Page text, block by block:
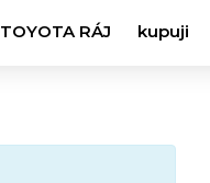
TOYOTA RÁJ kupuji